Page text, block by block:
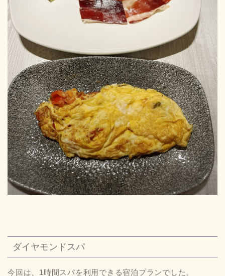
ダイヤモンドスパ
今回は、1時間スパを利用できる宿泊プランでした。